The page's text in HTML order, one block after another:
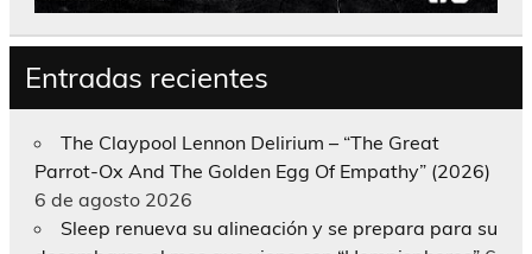
Entradas recientes
The Claypool Lennon Delirium – “The Great
Parrot-Ox And The Golden Egg Of Empathy” (2026)
6 de agosto 2026
Sleep renueva su alineación y se prepara para su